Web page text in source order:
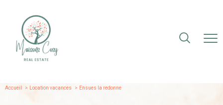
Accueil Location vacances ensues la redonne